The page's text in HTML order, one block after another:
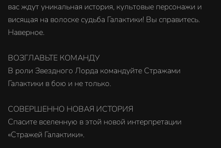
вас ждут уникальная история, культовые персонажи и
висящая на волоске судьба Галактики! Вы справитесь.
Наверное.
ВОЗГЛАВЬТЕ КОМАНДУ
В роли Звездного Лорда командуйте Стражами
Галактики в бою и не только.
СОВЕРШЕННО НОВАЯ ИСТОРИЯ
Спасите вселенную в этой новой интерпретации
«Стражей Галактики».